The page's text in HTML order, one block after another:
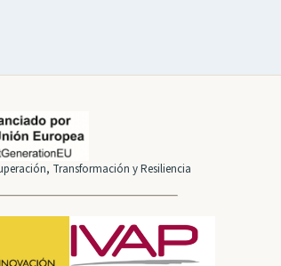
Transformación y Resiliencia